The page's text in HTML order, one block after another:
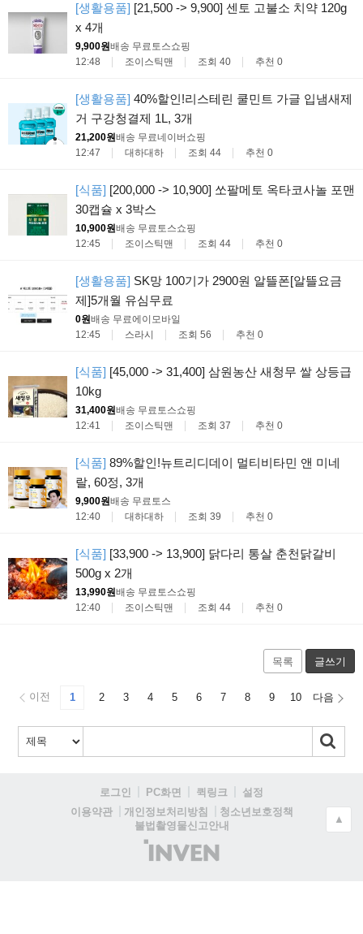
[생활용품] [21,500 -> 9,900] 센토 고불소 치약 120g
x 4개
9,900원배송 무료토스쇼핑
12:48
조이스틱맨 조회 40 추천 0
[생활용품] 40%할인!리스테린 쿨민트 가글 입냄새제
거 구강청결제 1L, 3개
21,200원배송 무료네이버쇼핑
12:47
대하대하 조회 44 추천 0
[식품] [200,000 -> 10,900] 쏘팔메토 옥타코사놀 포맨
30캡슐 x 3박스
10,900원배송 무료토스쇼핑
12:45
조이스틱맨 조회 44 추천 0
[생활용품] SK망 100기가 2900원 알뜰폰[알뜰요금
제]5개월 유심무료
0원배송 무료에이모바일
12:45
스라시 조회 56 추천 0
[식품] [45,000 -> 31,400] 삼원농산 새청무 쌀 상등급
10kg
31,400원배송 무료토스쇼핑
12:41
조이스틱맨 조회 37 추천 0
[식품] 89%할인!뉴트리디데이 멀티비타민 앤 미네
랄, 60정, 3개
9,900원배송 무료토스
12:40
대하대하 조회 39 추천 0
[식품] [33,900 -> 13,900] 닭다리 통살 춘천닭갈비
500g x 2개
13,990원배송 무료토스쇼핑
12:40
조이스틱맨 조회 44 추천 0
목록 글쓰기
이전 1 2 3 4 5 6 7 8 9 10 다음
로그인 PC화면 퀵링크
설정
이용약관
개인정보처리방침
청소년보호정책
불법촬영물신고안내
(주)
인
▲